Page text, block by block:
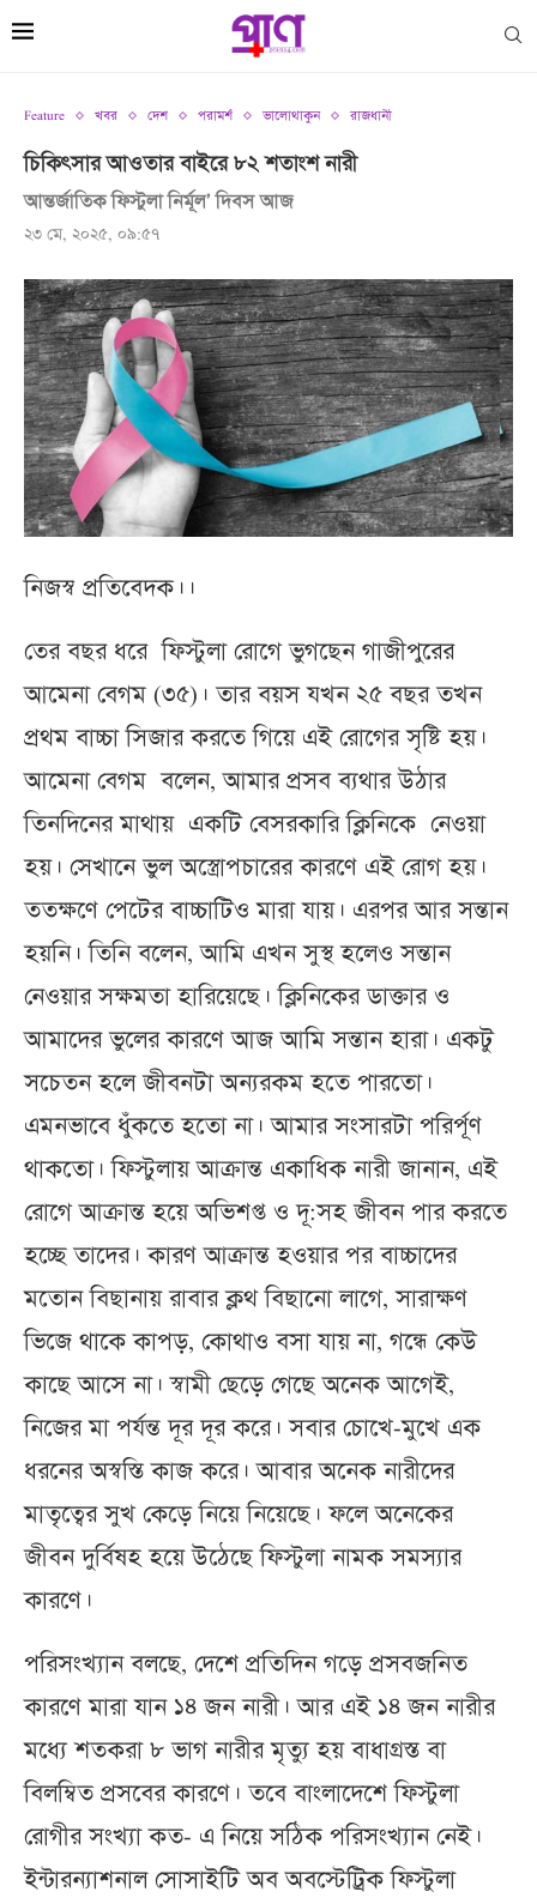
Feature খবর দেশ পরামর্শ ভালোথাকুন রাজধানী
চিকিৎসার আওতার বাইরে ৮২ শতাংশ নারী
আন্তর্জাতিক ফিস্টুলা নির্মূল’ দিবস আজ
২৩ মে, ২০২৫, ০৯:৫৭
নিজস্ব প্রতিবেদক।।
তের বছর ধরে ফিস্টুলা রোগে ভুগছেন গাজীপুরের
আমেনা বেগম (৩৫)। তার বয়স যখন ২৫ বছর তখন
প্রথম বাচ্চা সিজার করতে গিয়ে এই রোগের সৃষ্টি হয়।
আমেনা বেগম বলেন, আমার প্রসব ব্যথার উঠার
তিনদিনের মাথায় একটি বেসরকারি ক্লিনিকে নেওয়া
হয়। সেখানে ভুল অস্ত্রোপচারের কারণে এই রোগ হয়।
ততক্ষণে পেটের বাচ্চাটিও মারা যায়। এরপর আর সন্তান
হয়নি। তিনি বলেন, আমি এখন সুস্থ হলেও সন্তান
নেওয়ার সক্ষমতা হারিয়েছে। ক্লিনিকের ডাক্তার ও
আমাদের ভুলের কারণে আজ আমি সন্তান হারা। একটু
সচেতন হলে জীবনটা অন্যরকম হতে পারতো।
এমনভাবে ধুঁকতে হতো না। আমার সংসারটা পরির্পূণ
থাকতো। ফিস্টুলায় আক্রান্ত একাধিক নারী জানান, এই
রোগে আক্রান্ত হয়ে অভিশপ্ত ও দূ:সহ জীবন পার করতে
হচ্ছে তাদের। কারণ আক্রান্ত হওয়ার পর বাচ্চাদের
মতোন বিছানায় রাবার ক্লথ বিছানো লাগে, সারাক্ষণ
ভিজে থাকে কাপড়, কোথাও বসা যায় না, গন্ধে কেউ
কাছে আসে না। স্বামী ছেড়ে গেছে অনেক আগেই,
নিজের মা পর্যন্ত দূর দূর করে। সবার চোখে-মুখে এক
ধরনের অস্বস্তি কাজ করে। আবার অনেক নারীদের
মাতৃত্বের সুখ কেড়ে নিয়ে নিয়েছে। ফলে অনেকের
জীবন দুর্বিষহ হয়ে উঠেছে ফিস্টুলা নামক সমস্যার
কারণে।
পরিসংখ্যান বলছে, দেশে প্রতিদিন গড়ে প্রসবজনিত
কারণে মারা যান ১৪ জন নারী। আর এই ১৪ জন নারীর
মধ্যে শতকরা ৮ ভাগ নারীর মৃত্যু হয় বাধাগ্রস্ত বা
বিলম্বিত প্রসবের কারণে। তবে বাংলাদেশে ফিস্টুলা
রোগীর সংখ্যা কত- এ নিয়ে সঠিক পরিসংখ্যান নেই।
ইন্টারন্যাশনাল সোসাইটি অব অবস্টেট্রিক ফিস্টুলা